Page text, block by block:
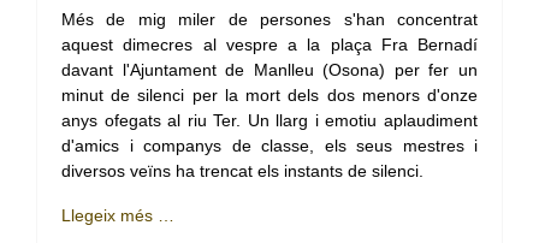
Més de mig miler de persones s'han concentrat
aquest dimecres al vespre a la plaça Fra Bernadí
davant l'Ajuntament de Manlleu (Osona) per fer un
minut de silenci per la mort dels dos menors d'onze
anys ofegats al riu Ter. Un llarg i emotiu aplaudiment
d'amics i companys de classe, els seus mestres i
diversos veïns ha trencat els instants de silenci.
Llegeix més …